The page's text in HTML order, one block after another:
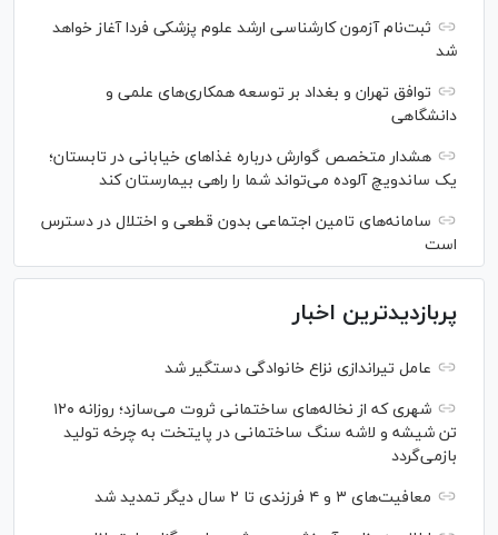
ثبت‌نام آزمون کارشناسی ارشد علوم پزشکی فردا آغاز خواهد
شد
توافق تهران و بغداد بر توسعه همکاری‌های علمی و
دانشگاهی
هشدار متخصص گوارش درباره غذا‌های خیابانی در تابستان؛
یک ساندویچ آلوده می‌تواند شما را راهی بیمارستان کند
سامانه‌های تامین اجتماعی بدون قطعی و اختلال در دسترس
است
پربازدیدترین اخبار
عامل تیراندازی نزاع خانوادگی دستگیر شد
شهری که از نخاله‌های ساختمانی ثروت می‌سازد؛ روزانه ۱۲۰
تن شیشه و لاشه سنگ ساختمانی در پایتخت به چرخه تولید
بازمی‌گردد
معافیت‌های ۳ و ۴ فرزندی تا ۲ سال دیگر تمدید شد